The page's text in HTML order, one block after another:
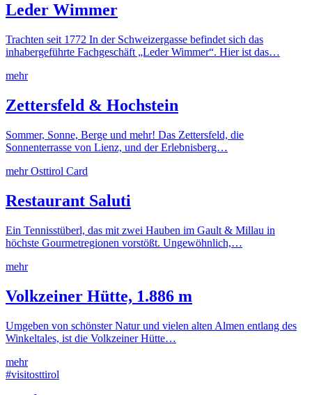
Leder Wimmer
Trachten seit 1772 In der Schweizergasse befindet sich das
inhabergeführte Fachgeschäft „Leder Wimmer“. Hier ist das…
mehr
Zettersfeld & Hochstein
Sommer, Sonne, Berge und mehr! Das Zettersfeld, die
Sonnenterrasse von Lienz, und der Erlebnisberg…
mehr Osttirol Card
Restaurant Saluti
Ein Tennisstüberl, das mit zwei Hauben im Gault & Millau in
höchste Gourmetregionen vorstößt. Ungewöhnlich,…
mehr
Volkzeiner Hütte, 1.886 m
Umgeben von schönster Natur und vielen alten Almen entlang des
Winkeltales, ist die Volkzeiner Hütte…
mehr
#visitosttirol